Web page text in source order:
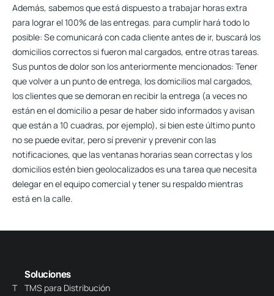
Además, sabemos que está dispuesto a trabajar horas extra
para lograr el 100% de las entregas. para cumplir hará todo lo
posible: Se comunicará con cada cliente antes de ir, buscará los
domicilios correctos si fueron mal cargados, entre otras tareas.
Sus puntos de dolor son los anteriormente mencionados: Tener
que volver a un punto de entrega, los domicilios mal cargados,
los clientes que se demoran en recibir la entrega (a veces no
están en el domicilio a pesar de haber sido informados y avisan
que están a 10 cuadras, por ejemplo), si bien este último punto
no se puede evitar, pero sí prevenir y prevenir con las
notificaciones, que las ventanas horarias sean correctas y los
domicilios estén bien geolocalizados es una tarea que necesita
delegar en el equipo comercial y tener su respaldo mientras
está en la calle.
T
Soluciones
TMS para Distribución